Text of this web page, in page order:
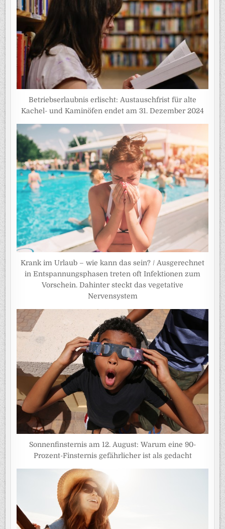
Betriebserlaubnis erlischt: Austauschfrist für alte
Kachel- und Kaminöfen endet am 31. Dezember 2024
Krank im Urlaub – wie kann das sein? / Ausgerechnet
in Entspannungsphasen treten oft Infektionen zum
Vorschein. Dahinter steckt das vegetative
Nervensystem
Sonnenfinsternis am 12. August: Warum eine 90-
Prozent-Finsternis gefährlicher ist als gedacht